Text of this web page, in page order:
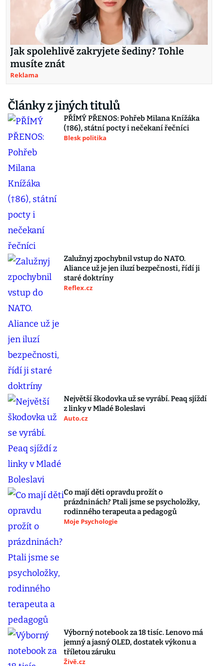
Jak spolehlivě zakryjete šediny? Tohle
musíte znát
Reklama
Články z jiných titulů
PŘÍMÝ PŘENOS: Pohřeb Milana Knížáka
(†86), státní pocty i nečekaní řečníci
Blesk politika
Zalužnyj zpochybnil vstup do NATO.
Aliance už je jen iluzí bezpečnosti, řídí ji
staré doktríny
Reflex.cz
Největší škodovka už se vyrábí. Peaq sjíždí
z linky v Mladé Boleslavi
Auto.cz
Co mají děti opravdu prožít o
prázdninách? Ptali jsme se psycholožky,
rodinného terapeuta a pedagogů
Moje Psychologie
Výborný notebook za 18 tisíc. Lenovo má
jemný a jasný OLED, dostatek výkonu a
tříletou záruku
Živě.cz